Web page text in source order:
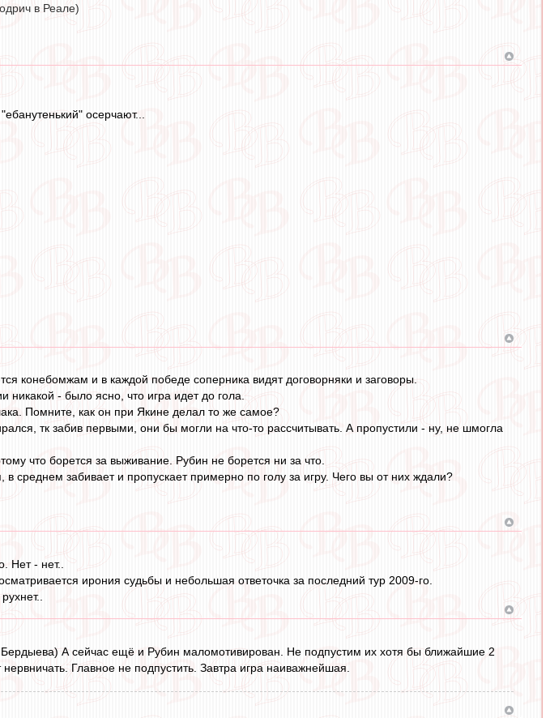
в Реале)
осерчают...
конебомжам и в каждой победе соперника видят договорняки и заговоры.
никакой - было ясно, что игра идет до гола.
Помните, как он при Якине делал то же самое?
тк забив первыми, они бы могли на что-то рассчитывать. А пропустили - ну, не шмогла
что борется за выживание. Рубин не борется ни за что.
среднем забивает и пропускает примерно по голу за игру. Чего вы от них ждали?
Нет - нет..
ирония судьбы и небольшая ответочка за последний тур 2009-го.
А сейчас ещё и Рубин маломотивирован. Не подпустим их хотя бы ближайшие 2
Главное не подпустить. Завтра игра наиважнейшая.